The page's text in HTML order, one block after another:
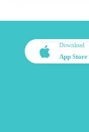
Download
App Store